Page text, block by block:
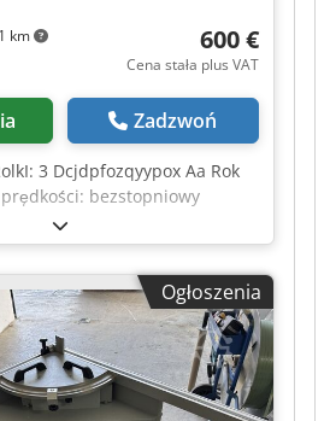
km 600 €
Cena stała plus VAT
Zadzwoń
3 Dcjdpfozqyypox Aa Rok
bezstopniowy
Ogłoszenia